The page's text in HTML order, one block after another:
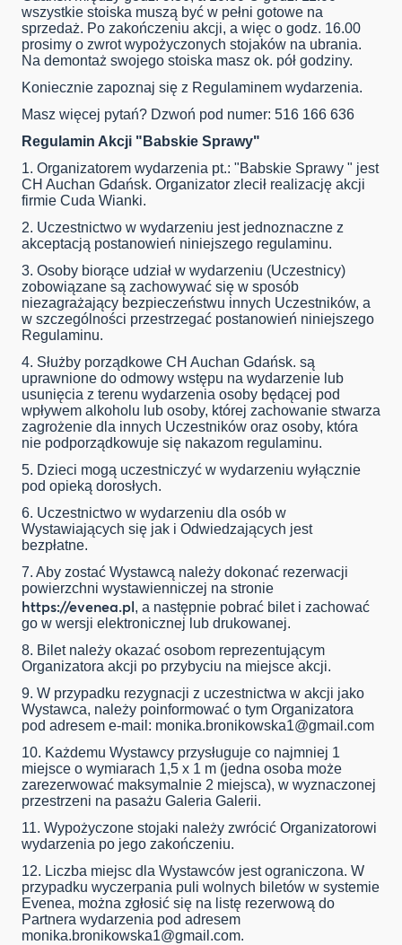
wszystkie stoiska muszą być w pełni gotowe na
sprzedaż. Po zakończeniu akcji, a więc o godz. 16.00
prosimy o zwrot wypożyczonych stojaków na ubrania.
Na demontaż swojego stoiska masz ok. pół godziny.
Koniecznie zapoznaj się z Regulaminem wydarzenia.
Masz więcej pytań? Dzwoń pod numer: 516 166 636
Regulamin Akcji "Babskie Sprawy"
1. Organizatorem wydarzenia pt.: "Babskie Sprawy " jest
CH Auchan Gdańsk. Organizator zlecił realizację akcji
firmie Cuda Wianki.
2. Uczestnictwo w wydarzeniu jest jednoznaczne z
akceptacją postanowień niniejszego regulaminu.
3. Osoby biorące udział w wydarzeniu (Uczestnicy)
zobowiązane są zachowywać się w sposób
niezagrażający bezpieczeństwu innych Uczestników, a
w szczególności przestrzegać postanowień niniejszego
Regulaminu.
4. Służby porządkowe CH Auchan Gdańsk. są
uprawnione do odmowy wstępu na wydarzenie lub
usunięcia z terenu wydarzenia osoby będącej pod
wpływem alkoholu lub osoby, której zachowanie stwarza
zagrożenie dla innych Uczestników oraz osoby, która
nie podporządkowuje się nakazom regulaminu.
5. Dzieci mogą uczestniczyć w wydarzeniu wyłącznie
pod opieką dorosłych.
6. Uczestnictwo w wydarzeniu dla osób w
Wystawiających się jak i Odwiedzających jest
bezpłatne.
7. Aby zostać Wystawcą należy dokonać rezerwacji
powierzchni wystawienniczej na stronie
https://evenea.pl, a następnie pobrać bilet i zachować
go w wersji elektronicznej lub drukowanej.
8. Bilet należy okazać osobom reprezentującym
Organizatora akcji po przybyciu na miejsce akcji.
9. W przypadku rezygnacji z uczestnictwa w akcji jako
Wystawca, należy poinformować o tym Organizatora
pod adresem e-mail: monika.bronikowska1@gmail.com
10. Każdemu Wystawcy przysługuje co najmniej 1
miejsce o wymiarach 1,5 x 1 m (jedna osoba może
zarezerwować maksymalnie 2 miejsca), w wyznaczonej
przestrzeni na pasażu Galeria Galerii.
11. Wypożyczone stojaki należy zwrócić Organizatorowi
wydarzenia po jego zakończeniu.
12. Liczba miejsc dla Wystawców jest ograniczona. W
przypadku wyczerpania puli wolnych biletów w systemie
Evenea, można zgłosić się na listę rezerwową do
Partnera wydarzenia pod adresem
monika.bronikowska1@gmail.com.